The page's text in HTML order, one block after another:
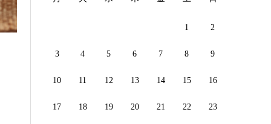
1 2
3 4 5 6 7 8 9
10 11 12 13 14 15 16
17 18 19 20 21 22 23